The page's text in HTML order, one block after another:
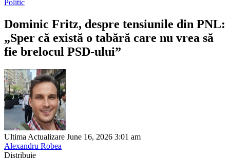
Politic
Dominic Fritz, despre tensiunile din PNL:
„Sper că există o tabără care nu vrea să
fie brelocul PSD-ului”
Ultima Actualizare June 16, 2026 3:01 am
Alexandru Robea
Distribuie